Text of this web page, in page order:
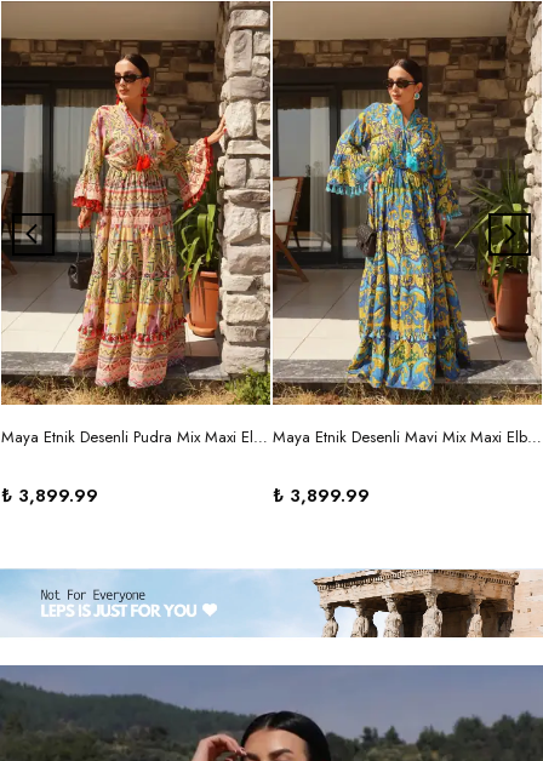
Maya Etnik Desenli Pudra Mix Maxi Elbise
₺ 3,899.99
Maya Etnik Desenli Mavi Mix Maxi Elbise
₺ 3,899.99